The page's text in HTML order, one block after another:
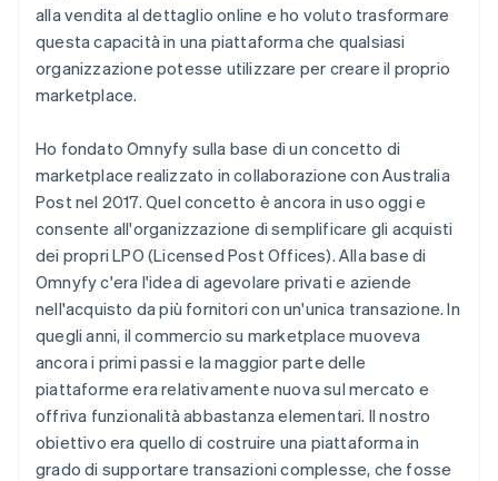
alla vendita al dettaglio online e ho voluto trasformare
questa capacità in una piattaforma che qualsiasi
organizzazione potesse utilizzare per creare il proprio
marketplace.
Ho fondato Omnyfy sulla base di un concetto di
marketplace realizzato in collaborazione con Australia
Post nel 2017. Quel concetto è ancora in uso oggi e
consente all'organizzazione di semplificare gli acquisti
dei propri LPO (Licensed Post Offices). Alla base di
Omnyfy c'era l'idea di agevolare privati e aziende
nell'acquisto da più fornitori con un'unica transazione. In
quegli anni, il commercio su marketplace muoveva
ancora i primi passi e la maggior parte delle
piattaforme era relativamente nuova sul mercato e
offriva funzionalità abbastanza elementari. Il nostro
obiettivo era quello di costruire una piattaforma in
grado di supportare transazioni complesse, che fosse